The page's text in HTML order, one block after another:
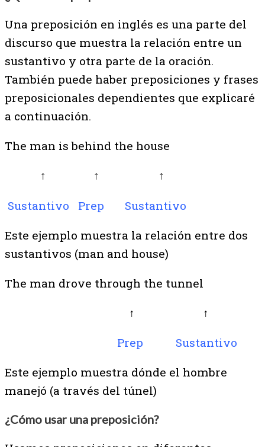
Una preposición en inglés es una parte del
discurso que muestra la relación entre un
sustantivo y otra parte de la oración.
También puede haber preposiciones y frases
preposicionales dependientes que explicaré
a continuación.
The man isbehind the house
↑ ↑ ↑
Sustantivo Prep Sustantivo
Este ejemplo muestra la relación entre dos
sustantivos (man and house)
The man drove through the tunnel
↑ ↑
Prep Sustantivo
Este ejemplo muestra dónde el hombre
manejó (a través del túnel)
¿Cómo usar una preposición?